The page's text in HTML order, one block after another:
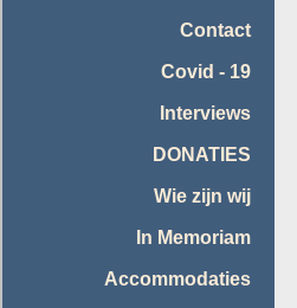
Contact
Covid - 19
Interviews
DONATIES
Wie zijn wij
In Memoriam
Accommodaties